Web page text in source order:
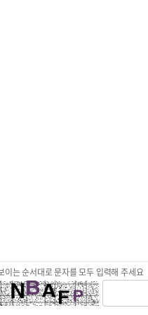
이는 순서대로 문자를 모두 입력해 주세요